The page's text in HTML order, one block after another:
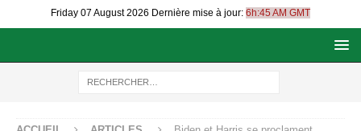
Friday 07 August 2026 Dernière mise à jour: 6h:45 AM GMT